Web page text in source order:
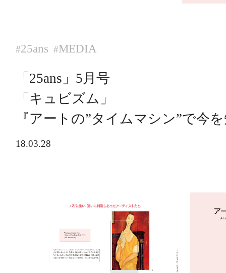
#25ans #MEDIA
「25ans」5月号
「キュビズム」
『アートの”タイムマシン”で今
18.03.28